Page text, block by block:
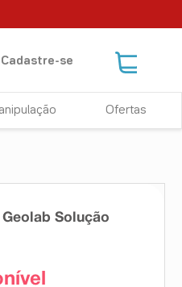
se
Ofertas
Solução